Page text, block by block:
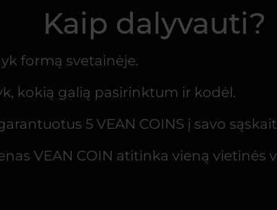
Kaip dalyvauti?
formą svetainėje.
kokią galią pasirinktum ir kodėl.
5 VEAN COINS į savo
VEAN COIN atitinka vieną vietinės